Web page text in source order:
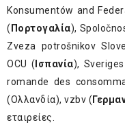
Konsumentów and
( Πορτογαλία),
Zveza potrošnikov
OCU ( Ισπανία),
romande des
(Ολλανδία), vzbv (
εταιρείες.